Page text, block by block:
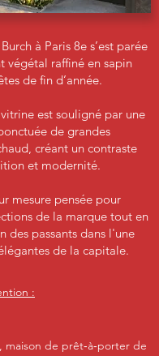
à Paris 8e s’est parée
végétal raffiné en sapin
de fin d’année.
est souligné par une
de grandes
créant un contraste
et modernité.
mesure pensée pour
de la marque tout en
des passants dans l'une
de la capitale.
:
maison de prêt‑à‑porter de